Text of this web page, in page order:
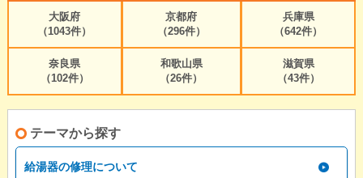
大阪府
（1043件）
京都府
（296件）
兵庫県
（642件）
奈良県
（102件）
和歌山県
（26件）
滋賀県
（43件）
テーマから探す
給湯器の修理について